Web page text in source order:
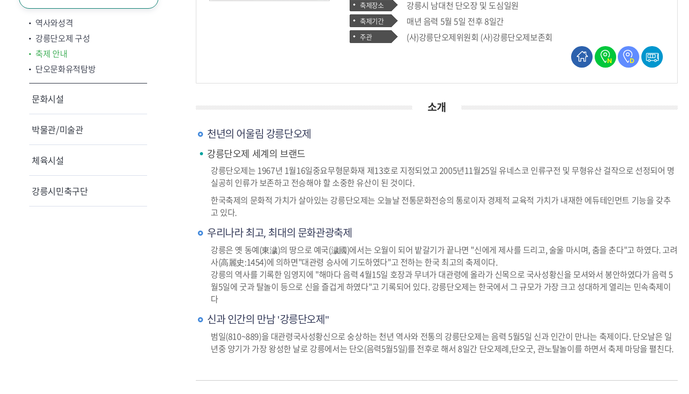
역사와성격
강릉단오제 구성
축제 안내
단오문화유적탐방
문화시설
박물관/미술관
체육시설
강릉시민축구단
축제장소 강릉시 남대천 단오장 및 도심일원
축제기간 매년 음력 5월 5일 전후 8일간
주관
(사)강릉단오제위원회 (사)강릉단오제보존회
홈페이지네이버 지도보기
다음 지도보기
소개
천년의 어울림 강릉단오제
강릉단오제 세계의 브랜드
강릉단오제는 1967년 1월16일중요무형문화재 제13호로 지정되었고 2005년11월25일 유네스코 인류구전 및 무형유산 걸작으로 선정되어 명
실공히 인류가 보존하고 전승해야 할 소중한 유산이 된 것이다.
한국축제의 문화적 가치가 살아있는 강릉단오제는 오늘날 전통문화전승의 통로이자 경제적 교육적 가치가 내재한 에듀테인먼트 기능을 갖추
고 있다.
우리나라 최고, 최대의 문화관광축제
강릉은 옛 동예(東濊)의 땅으로 예국(濊國)에서는 오월이 되어 밭갈기가 끝나면 "신에게 제사를 드리고, 술울 마시며, 춤을 춘다"고 하였다. 고려
사(高麗史:1454)에 의하면"대관령 승사에 기도하였다"고 전하는 한국 최고의 축제이다.
강릉의 역사를 기록한 임영지에 "해마다 음력 4월15일 호장과 무녀가 대관령에 올라가 신목으로 국사성황신을 모셔와서 봉안하였다가 음력 5
월5일에 굿과 탈놀이 등으로 신을 즐겁게 하였다"고 기록되어 있다. 강릉단오제는 한국에서 그 규모가 가장 크고 성대하게 열리는 민속축제이
다
신과 인간의 만남 '강릉단오제"
범일(810~889)을 대관령국사성황신으로 숭상하는 천년 역사와 전통의 강릉단오제는 음력 5월5일 신과 인간이 만나는 축제이다. 단오날은 일
년중 양기가 가장 왕성한 날로 강릉에서는 단오(음력5월5일)를 전후로 해서 8일간 단오제례,단오굿, 관노탈놀이를 하면서 축제 마당을 펼친다.